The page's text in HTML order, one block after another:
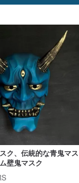
ク、伝統的な青鬼マス
壁鬼マスク